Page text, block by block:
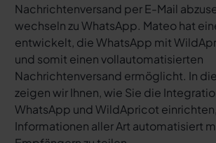
Nachrichtenversand per E-Mail
wechseln zu WhatsApp. Mateo hat
entwickelt, die WhatsApp mit
und somit einen vollautomatisierten
Nachrichtenversand ermöglicht. In
zeigen wir Ihnen, wie Sie die
WhatsApp und WildApricot
Informationen aller Art automatisiert